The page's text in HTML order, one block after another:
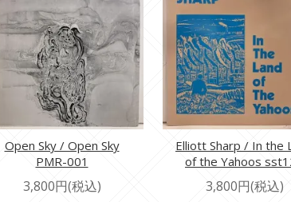
Open Sky / Open Sky
PMR-001
3,800円(税込)
Elliott Sharp / In the
of the Yahoos
3,800円(税込)